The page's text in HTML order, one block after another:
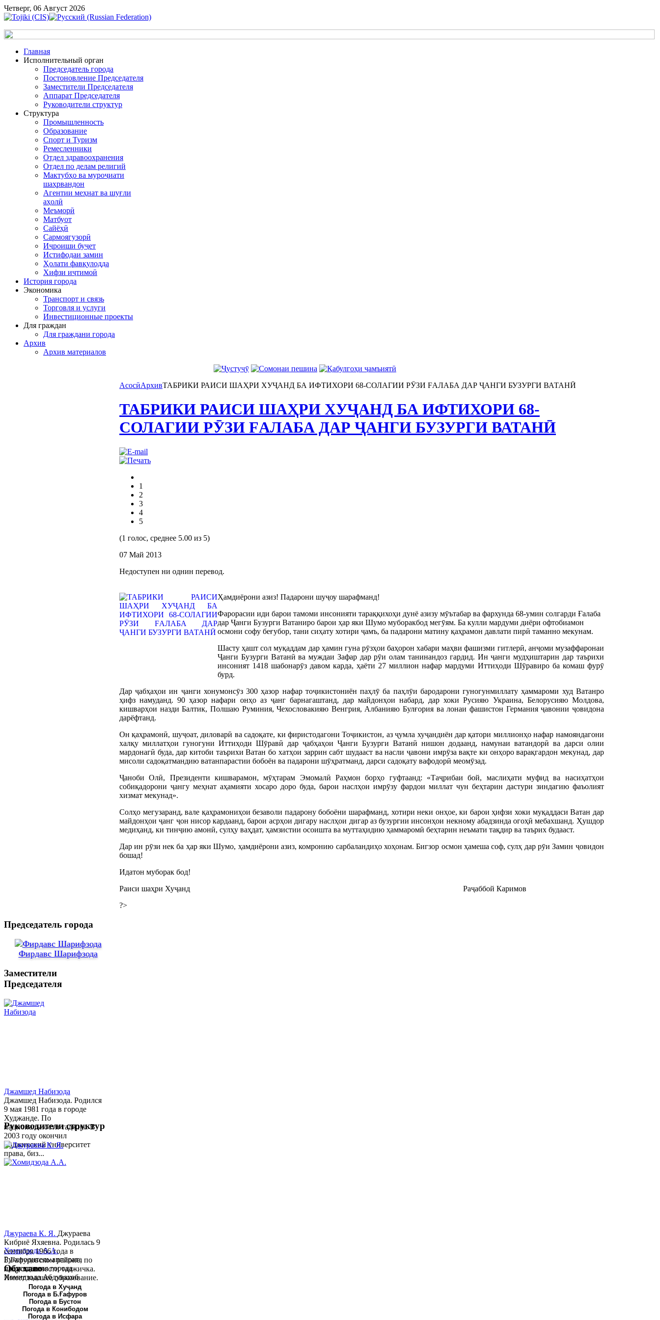
Четверг, 06 Август 2026
Главная
Исполнительный орган
Председатель города
Постоновление Председателя
Заместители Председателя
Аппарат Председателя
Руководители структур
Структура
Промышленность
Образование
Спорт и Туризм
Ремесленники
Отдел здравоохранения
Отдел по делам религий
Мактубҳо ва муроҷиати
шаҳрвандон
Агентии меҳнат ва шуғли
аҳолӣ
Меъморӣ
Матбуот
Сайёҳӣ
Сармоягузорӣ
Иҷроиши буҷет
Истифодаи замин
Ҳолати фавқулодда
Хифзи иҷтимоӣ
История города
Экономика
Транспорт и связь
Торговля и услуги
Инвестиционные проекты
Для граждан
Для граждани города
Архив
Архив материалов
АсосӣАрхивТАБРИКИ РАИСИ ШАҲРИ ХУҶАНД БА ИФТИХОРИ 68-СОЛАГИИ РӮЗИ FАЛАБА ДАР ҶАНГИ БУЗУРГИ ВАТАНӢ
ТАБРИКИ РАИСИ ШАҲРИ ХУҶАНД БА ИФТИХОРИ 68-
СОЛАГИИ РӮЗИ FАЛАБА ДАР ҶАНГИ БУЗУРГИ ВАТАНӢ
1
2
3
4
5
(1 голос, среднее 5.00 из 5)
07 Май 2013
Недоступен ни однин перевод.
Ҳамдиёрони азиз! Падарони шуҷоу шарафманд!
Фарорасии иди барои тамоми инсонияти тараққихоҳи дунё азизу мӯътабар ва фархунда 68-умин солгарди Ғалаба
дар Ҷанги Бузурги Ватаниро барои ҳар яки Шумо муборакбод мегӯям. Ба кулли мардуми диёри офтобиамон
осмони софу беғубор, тани сиҳату хотири ҷамъ, ба падарони матину қаҳрамон давлати пирӣ таманно мекунам.
Шасту ҳашт сол муқаддам дар ҳамин гуна рӯзҳои баҳорон хабари маҳви фашизми гитлерӣ, анҷоми музаффаронаи
Ҷанги Бузурги Ватанӣ ва муждаи Зафар дар рӯи олам танинандоз гардид. Ин ҷанги мудҳиштарин дар таърихи
инсоният 1418 шабонарӯз давом карда, ҳаёти 27 миллион нафар мардуми Иттиҳоди Шӯравиро ба комаш фурӯ
бурд.
Дар ҷабҳаҳои ин ҷанги хонумонсӯз 300 ҳазор нафар тоҷикистониён паҳлӯ ба паҳлӯи бародарони гуногунмиллату ҳаммароми худ Ватанро
ҳифз намуданд. 90 ҳазор нафари онҳо аз ҷанг барнагаштанд, дар майдонҳои набард, дар хоки Русияю Украина, Белорусияю Молдова,
кишварҳои назди Балтик, Полшаю Руминия, Чехословакияю Венгрия, Албанияю Булғория ва лонаи фашистон Германия ҷавонии ҷовидона
дарёфтанд.
Он қаҳрамонӣ, шуҷоат, диловарӣ ва садоқате, ки фиристодагони Тоҷикистон, аз ҷумла хуҷандиён дар қатори миллионҳо нафар намояндагони
халқу миллатҳои гуногуни Иттиҳоди Шӯравӣ дар ҷабҳаҳои Ҷанги Бузурги Ватанӣ нишон додаанд, намунаи ватандорӣ ва дарси олии
мардонагӣ буда, дар китоби таърихи Ватан бо хатҳои заррин сабт шудааст ва насли ҷавони имрӯза вақте ки онҳоро варақгардон мекунад, дар
мисоли садоқатмандию ватанпарастии бобоён ва падарони шӯҳратманд, дарси садоқату вафодорӣ меомӯзад.
Ҷаноби Олӣ, Президенти кишварамон, мӯҳтарам Эмомалӣ Раҳмон борҳо гуфтаанд: «Таҷрибаи бой, маслиҳати муфид ва насиҳатҳои
собиқадорони ҷангу меҳнат аҳамияти хосаро доро буда, барои наслҳои имрӯзу фардои миллат чун беҳтарин дастури зиндагию фаъолият
хизмат мекунад».
Солҳо мегузаранд, вале қаҳрамониҳои безаволи падарону бобоёни шарафманд, хотири неки онҳое, ки барои ҳифзи хоки муқаддаси Ватан дар
майдонҳои ҷанг ҷон нисор кардаанд, барои асрҳои дигару наслҳои дигар аз бузургии инсонҳои некному абадзинда огоҳӣ мебахшанд. Ҳушдор
медиҳанд, ки тинҷию амонӣ, сулҳу ваҳдат, ҳамзистии осоишта ва муттаҳидию ҳаммаромӣ беҳтарин неъмати тақдир ва таърих будааст.
Дар ин рӯзи нек ба ҳар яки Шумо, ҳамдиёрони азиз, комронию сарбаландиҳо хоҳонам. Бигзор осмон ҳамеша соф, сулҳ дар рӯи Замин ҷовидон
бошад!
Идатон муборак бод!
Раиси шаҳри Хуҷанд
Раҷаббой Каримов
?>
Председатель города
Фирдавс Шарифзода
Заместители
Председателя
Джамшед Набизода
Джамшед Набизода. Родился
9 мая 1981 года в городе
Худжанде. По
национальности таджик. В
2003 году окончил
Таджикский университет
права, биз...
Хомидзода А.А.
Руководитель аппарата
председателя города
Хомидзода Абдувахоб
Абдумаджид родился 8
июня 1978 года в городе
Худжанде. По
национальности...
Руководители структур
Джураева К. Я. Джураева
Кибриё Яхяевна. Родилась 9
сентября 1966 года в
Б.Гафуровском районе, по
национальности таджичка.
Имеет высшее образование.
В 1997 ...
Обу хаво
Погода в Хуҷанд
Погода в Б.Ғафуров
Погода в Бустон
Погода в Конибодом
Погода в Исфара